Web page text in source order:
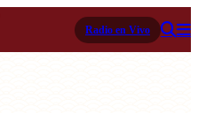
Radio en Vivo